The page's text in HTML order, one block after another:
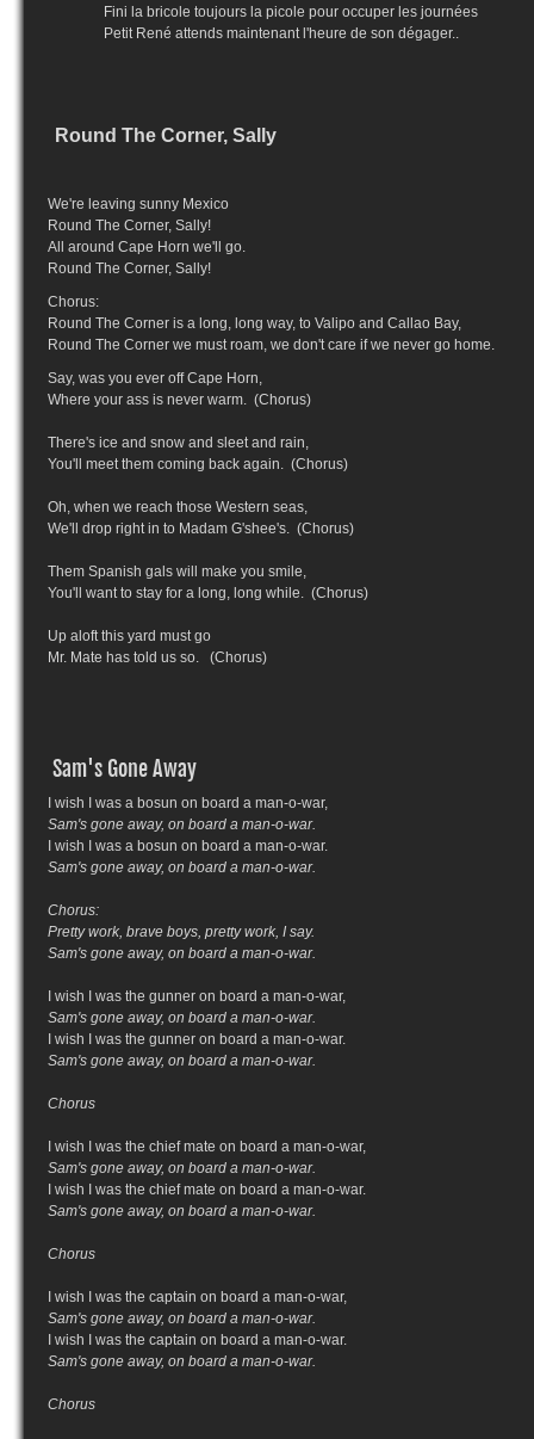
Fini la bricole toujours la picole pour occuper les journées
Petit René attends maintenant l'heure de son dégager..
Round The Corner, Sally
We're leaving sunny Mexico
Round The Corner, Sally!
All around Cape Horn we'll go.
Round The Corner, Sally!
Chorus:
Round The Corner is a long, long way, to Valipo and Callao Bay,
Round The Corner we must roam, we don't care if we never go home.
Say, was you ever off Cape Horn,
Where your ass is never warm. (Chorus)
There's ice and snow and sleet and rain,
You'll meet them coming back again. (Chorus)
Oh, when we reach those Western seas,
We'll drop right in to Madam G'shee's. (Chorus)
Them Spanish gals will make you smile,
You'll want to stay for a long, long while. (Chorus)
Up aloft this yard must go
Mr. Mate has told us so. (Chorus)
Sam's Gone Away
I wish I was a bosun on board a man-o-war,
Sam's gone away, on board a man-o-war.
I wish I was a bosun on board a man-o-war.
Sam's gone away, on board a man-o-war.
Chorus:
Pretty work, brave boys, pretty work, I say.
Sam's gone away, on board a man-o-war.
I wish I was the gunner on board a man-o-war,
Sam's gone away, on board a man-o-war.
I wish I was the gunner on board a man-o-war.
Sam's gone away, on board a man-o-war.
Chorus
I wish I was the chief mate on board a man-o-war,
Sam's gone away, on board a man-o-war.
I wish I was the chief mate on board a man-o-war.
Sam's gone away, on board a man-o-war.
Chorus
I wish I was the captain on board a man-o-war,
Sam's gone away, on board a man-o-war.
I wish I was the captain on board a man-o-war.
Sam's gone away, on board a man-o-war.
Chorus